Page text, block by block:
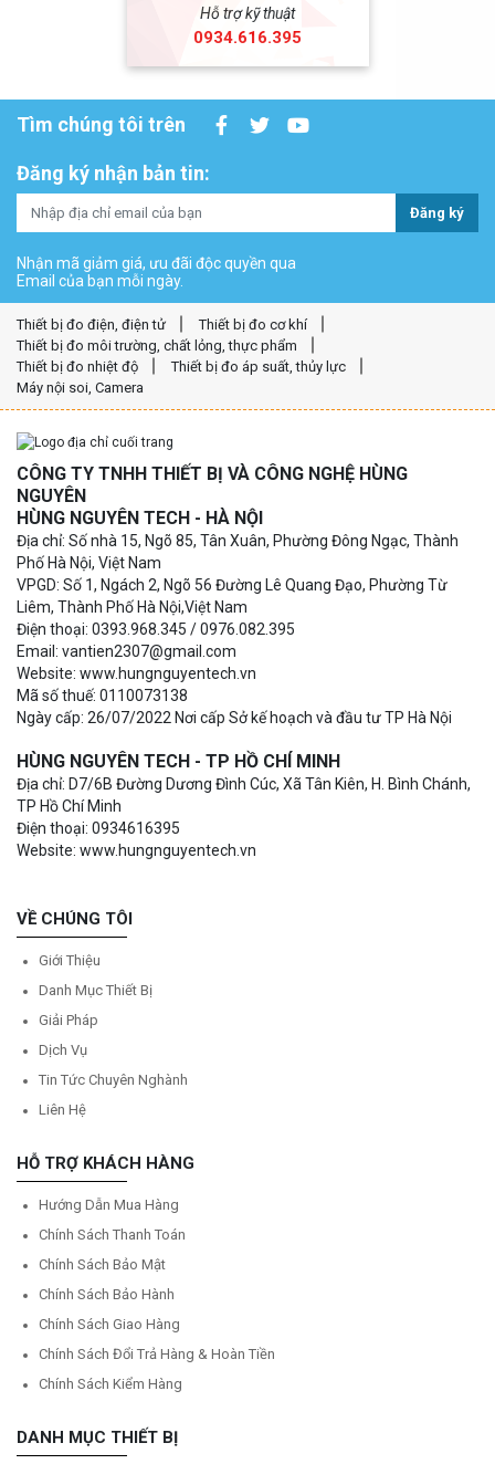
Hỗ trợ kỹ thuật
0934.616.395
Tìm chúng tôi trên
Đăng ký nhận bản tin:
Đăng ký
Nhận mã giảm giá, ưu đãi độc quyền qua
Email của bạn mỗi ngày.
Thiết bị đo điện, điện tử
Thiết bị đo cơ khí
Thiết bị đo môi trường, chất lỏng, thực phẩm
Thiết bị đo nhiệt độ
Thiết bị đo áp suất, thủy lực
Máy nội soi, Camera
CÔNG TY TNHH THIẾT BỊ VÀ CÔNG NGHỆ HÙNG
NGUYÊN
HÙNG NGUYÊN TECH - HÀ NỘI
Địa chỉ: Số nhà 15, Ngõ 85, Tân Xuân, Phường Đông Ngạc, Thành
Phố Hà Nội, Việt Nam
VPGD: Số 1, Ngách 2, Ngõ 56 Đường Lê Quang Đạo, Phường Từ
Liêm, Thành Phố Hà Nội,Việt Nam
Điện thoại: 0393.968.345 / 0976.082.395
Email: vantien2307@gmail.com
Website: www.hungnguyentech.vn
Mã số thuế: 0110073138
Ngày cấp: 26/07/2022 Nơi cấp Sở kế hoạch và đầu tư TP Hà Nội
HÙNG NGUYÊN TECH - TP HỒ CHÍ MINH
Địa chỉ: D7/6B Đường Dương Đình Cúc, Xã Tân Kiên, H. Bình Chánh,
TP Hồ Chí Minh
Điện thoại: 0934616395
Website: www.hungnguyentech.vn
VỀ CHÚNG TÔI
Giới Thiệu
Danh Mục Thiết Bị
Giải Pháp
Dịch Vụ
Tin Tức Chuyên Nghành
Liên Hệ
HỖ TRỢ KHÁCH HÀNG
Hướng Dẫn Mua Hàng
Chính Sách Thanh Toán
Chính Sách Bảo Mật
Chính Sách Bảo Hành
Chính Sách Giao Hàng
Chính Sách Đổi Trả Hàng & Hoàn Tiền
Chính Sách Kiểm Hàng
DANH MỤC THIẾT BỊ